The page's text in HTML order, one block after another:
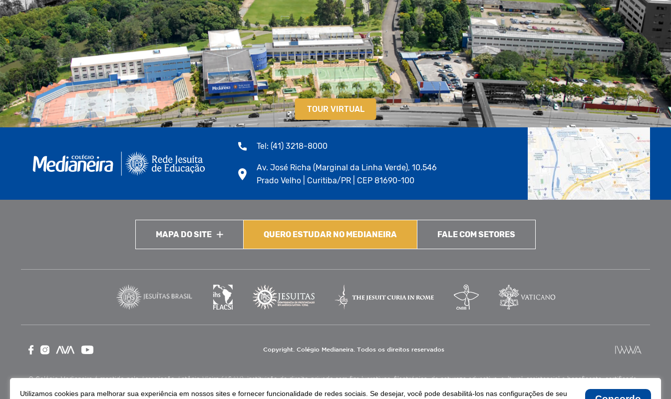
TOUR VIRTUAL
Tel: (41) 3218-8000
Av. José Richa (Marginal da Linha Verde), 10.546
Prado Velho | Curitiba/PR | CEP 81690-100
MAPA DO SITE QUERO ESTUDAR NO MEDIANEIRA FALE COM SETORES
Copyright. Colégio Medianeira. Todos os direitos reservados
O Colégio Medianeira é mantido pela Associação Antônio Vieira (ASAV), instituição de direito privado sem fins lucrativos, filantrópica, de natureza educativa, cultural, assistencial e beneficente, certificada
Utilizamos cookies para melhorar sua experiência em nossos sites e fornecer funcionalidade de redes sociais. Se desejar, você pode desabilitá-los nas configurações de seu